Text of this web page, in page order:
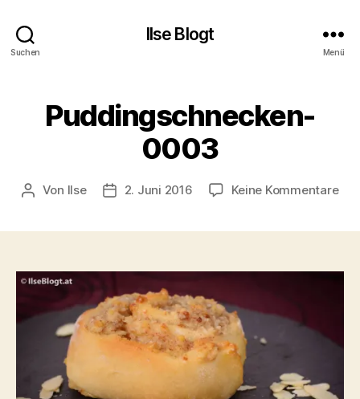
Suchen
Ilse Blogt
Menü
Puddingschnecken-
0003
Beitragsautor
Von Ilse Beitragsdatum
2. Juni 2016 Keine Kommentarezu